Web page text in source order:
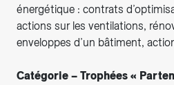
énergétique : contrats
actions sur les ventilations,
enveloppes d’un bâtiment,
Catégorie – Trophées «